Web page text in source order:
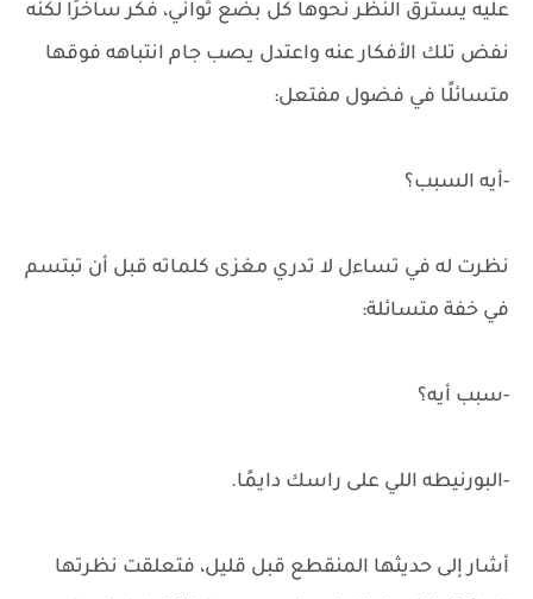
عليه يسترق النظر نحوها كل بضع ثواني، فكر ساخرًا لكنه
نفض تلك الأفكار عنه واعتدل يصب جام انتباهه فوقها
متسائلًا في فضول مفتعل:
-أيه السبب؟
نظرت له في تساءل لا تدري مغزى كلماته قبل أن تبتسم
في خفة متسائلة:
-سبب أيه؟
-البورنيطه اللي على راسك دايمًا.
أشار إلى حديثها المنقطع قبل قليل، فتعلقت نظرتها